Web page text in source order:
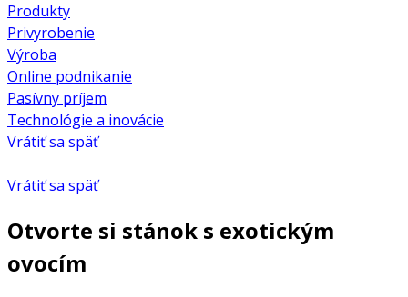
Produkty
Privyrobenie
Výroba
Online podnikanie
Pasívny príjem
Technológie a inovácie
Vrátiť sa späť
Vrátiť sa späť
Otvorte si stánok s exotickým
ovocím